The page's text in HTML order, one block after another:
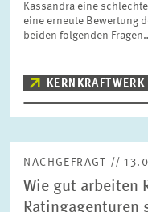
Jahr
Bitte wählen Sie ein Jahr
Monat
Bitte wählen Sie einen
Kassandra eine
eine erneute Bewertung
beiden folgenden
KERNKRAFTWERK
NACHGEFRAGT //
Wie gut arbeiten
Ratingagenturen